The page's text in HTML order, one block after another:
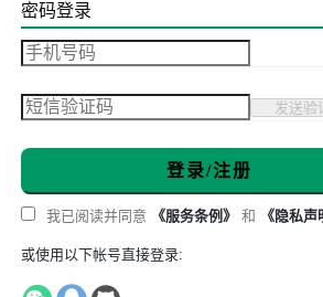
密码登录
发送验
登录/注册
我已阅读并同意 《服务条例》 和 《隐私声
或使用以下帐号直接登录: